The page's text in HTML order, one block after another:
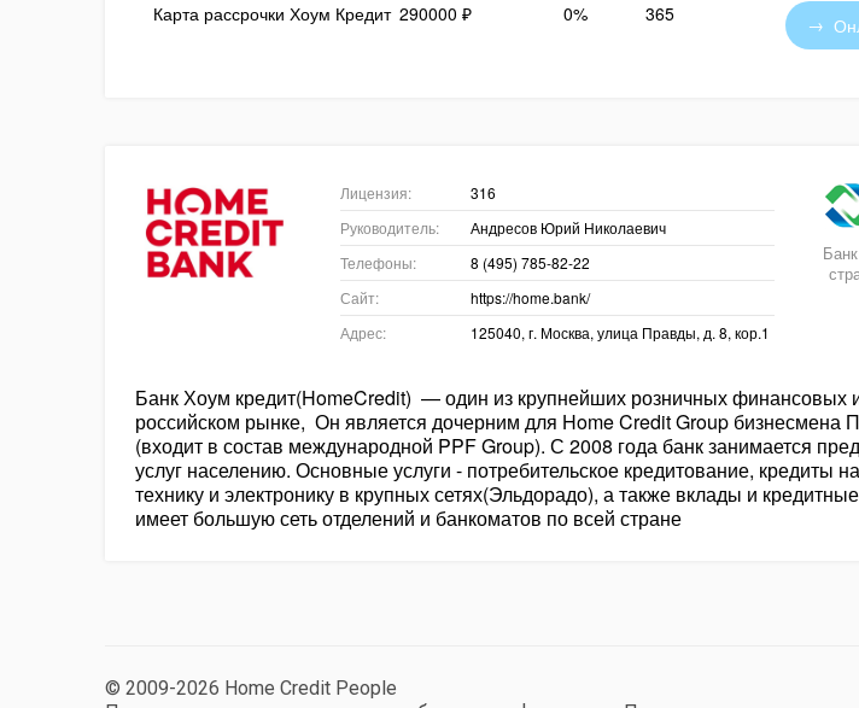
Карта рассрочки Хоум Кредит 290000 ₽
0%
365
Лицензия:
316
Руководитель:
Андресов Юрий Николаевич
Телефоны:
8 (495) 785-82-22
Сайт:
https://home.bank/
Адрес:
125040, г. Москва, улица Правды, д. 8, кор.1
Банк Хоум кредит(HomeCredit) — один из крупнейших розничных финансовых
российском рынке, Он является дочерним для Home Credit Group бизнесмена
(входит в состав международной PPF Group). С 2008 года банк занимается
услуг населению. Основные услуги - потребительское кредитование, кредиты
технику и электронику в крупных сетях(Эльдорадо), а также вклады и
имеет большую сеть отделений и банкоматов по всей стране
© 2009-2026 Home Credit People